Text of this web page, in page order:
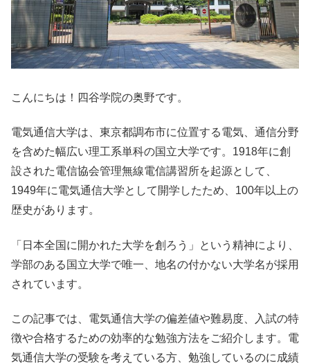
こんにちは！四谷学院の奥野です。
電気通信大学は、東京都調布市に位置する電気、通信分野
を含めた幅広い理工系単科の国立大学です。1918年に創
設された電信協会管理無線電信講習所を起源として、
1949年に電気通信大学として開学したため、100年以上の
歴史があります。
「日本全国に開かれた大学を創ろう」という精神により、
学部のある国立大学で唯一、地名の付かない大学名が採用
されています。
この記事では、電気通信大学の偏差値や難易度、入試の特
徴や合格するための効率的な勉強方法をご紹介します。電
気通信大学の受験を考えている方、勉強しているのに成績